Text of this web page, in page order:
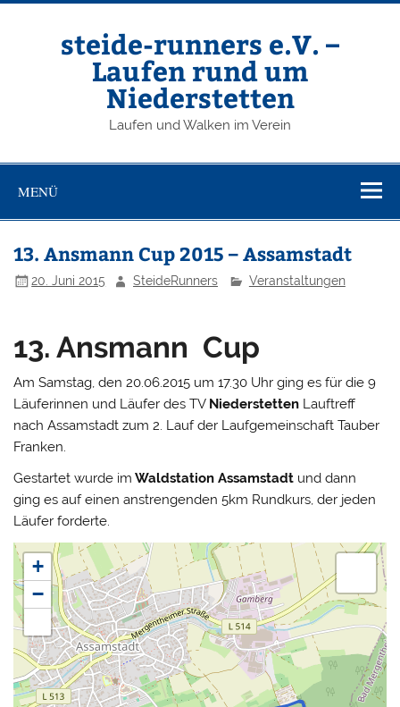
Zum
steide-runners e.V. –
Laufen rund um
Niederstetten
Laufen und Walken im Verein
MENÜ
13. Ansmann Cup 2015 – Assamstadt
20. Juni 2015 SteideRunners Veranstaltungen
13. Ansmann Cup
Am Samstag, den 20.06.2015 um 17.30 Uhr ging es für die 9
Läuferinnen und Läufer des TV Niederstetten Lauftreff
nach Assamstadt zum 2. Lauf der Laufgemeinschaft Tauber
Franken.
Gestartet wurde im Waldstation Assamstadt und dann
ging es auf einen anstrengenden 5km Rundkurs, der jeden
Läufer forderte.
+
−